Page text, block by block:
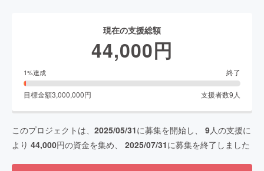
現在の支援総額
44,000円
1%達成 終了
目標金額3,000,000円 支援者数9 人
このプロジェクトは、 2025/05/31に募集を開始し、 9人の支援に
より 44,000円の資金を集め、 2025/07/31に募集を終了しました